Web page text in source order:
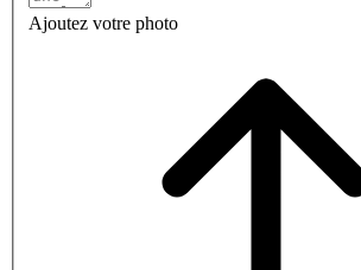
Ajoutez votre photo